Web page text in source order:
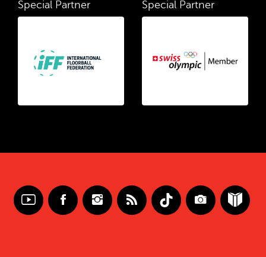
Special Partner Special Partner